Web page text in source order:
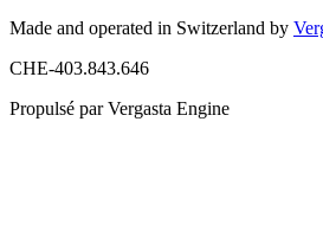
Made and operated in Switzerland by
CHE-403.843.646
Propulsé par Vergasta Engine